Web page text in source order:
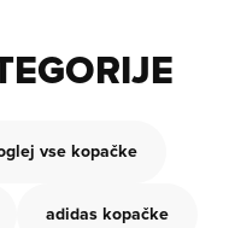
vse kopačke
adidas kopačke